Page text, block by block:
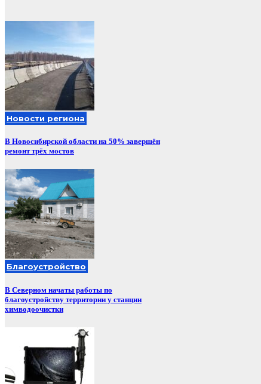
Новости региона
В Новосибирской области на 50% завершён
ремонт трёх мостов
Благоустройство
В Северном начаты работы по
благоустройству территории у станции
химводоочистки